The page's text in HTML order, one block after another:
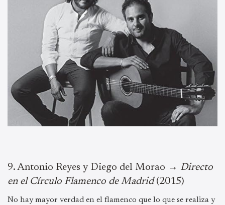
9.⁠ ⁠Antonio Reyes y Diego del Morao → Directo
en el Círculo Flamenco de Madrid(2015)
No hay mayor verdad en el flamenco que lo que se realiza y